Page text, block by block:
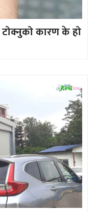
कारण के हो